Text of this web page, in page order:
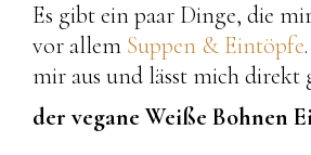
Es gibt ein paar Dinge, die
vor allem Suppen & Eintöpfe
mir aus und lässt mich direkt
der vegane Weiße Bohnen